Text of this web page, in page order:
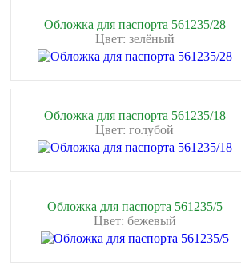
Обложка для паспорта 561235/28
Цвет: зелёный
Обложка для паспорта 561235/18
Цвет: голубой
Обложка для паспорта 561235/5
Цвет: бежевый